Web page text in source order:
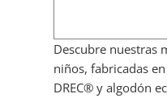
Descubre nuestras
niños, fabricadas
DREC® y algodón